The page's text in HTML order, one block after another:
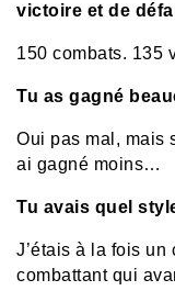
victoire et de
150 combats. 135
Tu as gagné
Oui pas mal, mais
ai gagné moins…
Tu avais quel
J’étais à la fois un
combattant qui